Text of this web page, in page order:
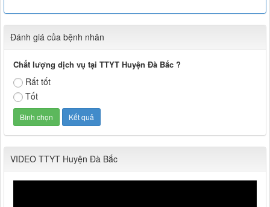
Đánh giá của bệnh nhân
Chất lượng dịch vụ tại TTYT Huyện Đà Bắc ?
Rất tốt
Tốt
VIDEO TTYT Huyện Đà Bắc